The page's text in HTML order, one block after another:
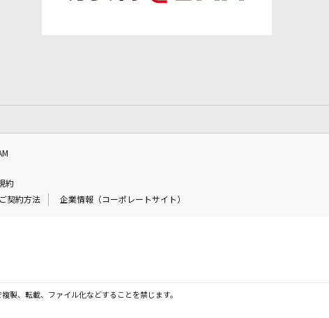
約
ご契約方法 企業情報（コーポレートサイト）
製、転載、ファイル化などすることを禁じます。